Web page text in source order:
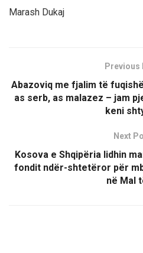
Marash Dukaj
Previous
Abazoviq me fjalim të
as serb, as malazez – jam
keni
Next
Kosova e Shqipëria lidhin
fondit ndër-shtetëror për
në Mal